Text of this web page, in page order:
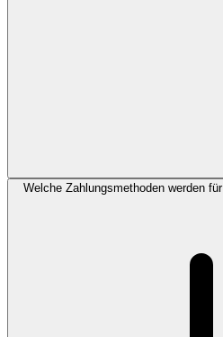
Welche Zahlungsmethoden werden